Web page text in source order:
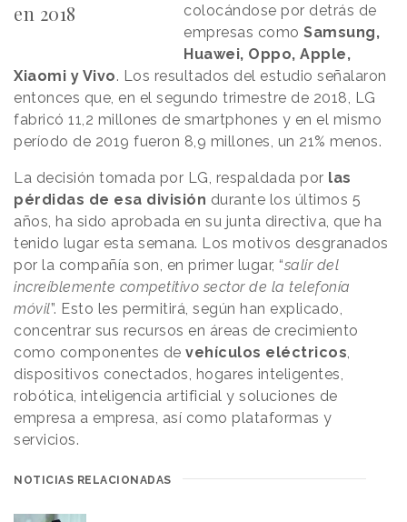
en 2018
colocándose por detrás de
empresas comoSamsung,
Huawei, Oppo, Apple,
Xiaomi y Vivo. Los resultados del estudio señalaron
entonces que, en el segundo trimestre de 2018, LG
fabricó 11,2 millones de smartphones y en el mismo
período de 2019 fueron 8,9 millones, un 21% menos.
La decisión tomada por LG, respaldada por las
pérdidas de esa división durante los últimos 5
años, ha sido aprobada en su junta directiva, que ha
tenido lugar esta semana. Los motivos desgranados
por la compañía son, en primer lugar, “salir del
increíblemente competitivo sector de la telefonía
móvil”. Esto les permitirá, según han explicado,
concentrar sus recursos en áreas de crecimiento
como componentes de vehículos eléctricos,
dispositivos conectados, hogares inteligentes,
robótica, inteligencia artificial y soluciones de
empresa a empresa, así como plataformas y
servicios.
NOTICIAS RELACIONADAS